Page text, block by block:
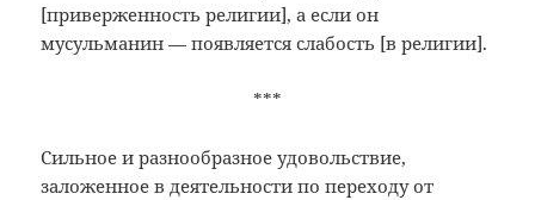
[приверженность религии], а если он
мусульманин — появляется слабость [в религии].
***
Сильное и разнообразное удовольствие,
заложенное в деятельности по переходу от